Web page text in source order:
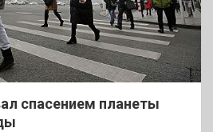
спасением планеты